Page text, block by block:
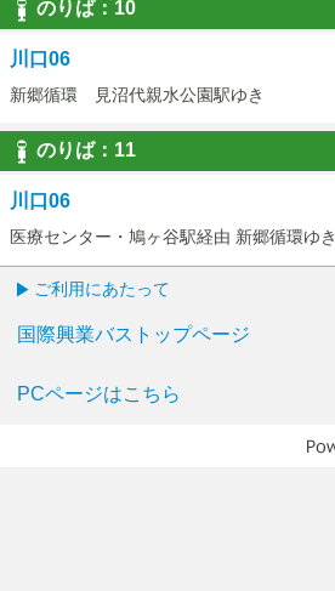
のりば： 10
10
川口06
新郷循環 見沼代親水公園駅ゆき
のりば： 11
11
川口06
医療センター・鳩ヶ谷駅経由 新郷循環ゆき
ご利用にあたって
国際興業バストップページ
PCページはこちら